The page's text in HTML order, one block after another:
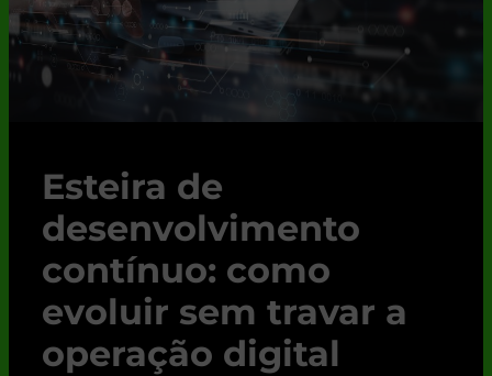
Esteira de
desenvolvimento
contínuo: como
evoluir sem travar a
operação digital